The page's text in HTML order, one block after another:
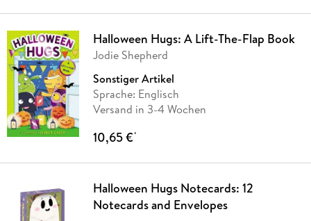
Halloween Hugs: A Lift-The-Flap Book
Jodie Shepherd
Sonstiger Artikel
Sprache: Englisch
Versand in 3-4 Wochen
10,65 €*
Halloween Hugs Notecards: 12
Notecards and Envelopes